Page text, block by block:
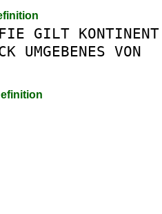
GILT KONTINENT
UMGEBENES VON